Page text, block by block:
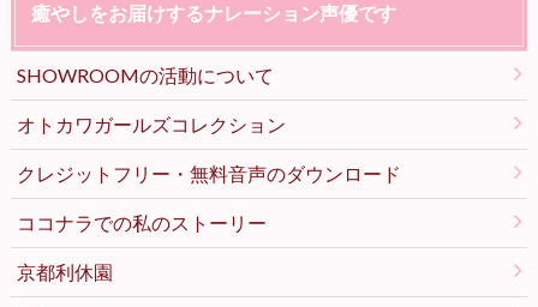
癒やしをお届けするナレーション声優です
SHOWROOMの活動について
オトカワガールズコレクション
クレジットフリー・無料音声のダウンロード
ココナラでの私のストーリー
京都利休園